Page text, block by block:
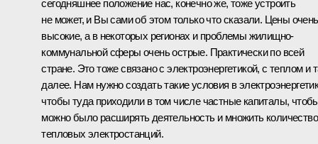
сегодняшнее положение нас, конечно же, тоже устроить
не может, и Вы сами об этом только что сказали. Цены очень
высокие, а в некоторых регионах и проблемы жилищно-
коммунальной сферы очень острые. Практически по всей
стране. Это тоже связано с электроэнергетикой, с теплом и
далее. Нам нужно создать такие условия в
чтобы туда приходили в том числе частные капиталы,
можно было расширять деятельность и множить количество
тепловых электростанций.